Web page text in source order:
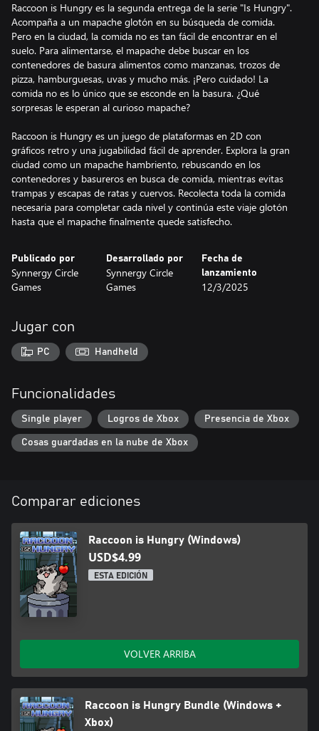
Raccoon is Hungry es la segunda entrega de la serie "Is Hungry".
Acompaña a un mapache glotón en su búsqueda de comida.
Pero en la ciudad, la comida no es tan fácil de encontrar en el
suelo. Para alimentarse, el mapache debe buscar en los
contenedores de basura alimentos como manzanas, trozos de
pizza, hamburguesas, uvas y mucho más. ¡Pero cuidado! La
comida no es lo único que se esconde en la basura. ¿Qué
sorpresas le esperan al curioso mapache?
Raccoon is Hungry es un juego de plataformas en 2D con
gráficos retro y una jugabilidad fácil de aprender. Explora la gran
ciudad como un mapache hambriento, rebuscando en los
contenedores y basureros en busca de comida, mientras evitas
trampas y escapas de ratas y cuervos. Recolecta toda la comida
necesaria para completar cada nivel y continúa este viaje glotón
hasta que el mapache finalmente quede satisfecho.
Publicado por
Synnergy Circle
Games
Desarrollado por
Synnergy Circle
Games
Fecha de
lanzamiento
12/3/2025
Jugar con
PC Handheld
Funcionalidades
Single player Logros de Xbox Presencia de Xbox
Cosas guardadas en la nube de Xbox
Comparar ediciones
Raccoon is Hungry (Windows)
USD$4.99
ESTA EDICIÓN
VOLVER ARRIBA
Raccoon is Hungry Bundle (Windows +
Xbox)